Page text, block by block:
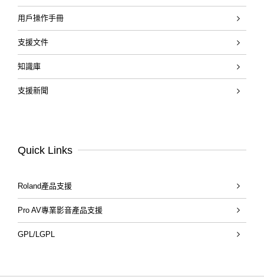
用戶操作手冊
支援文件
知識庫
支援新聞
Quick Links
Roland產品支援
Pro AV專業影音產品支援
GPL/LGPL